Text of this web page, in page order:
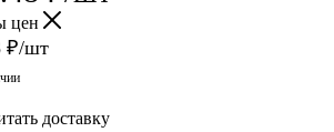
цен
₽/шт
доставку